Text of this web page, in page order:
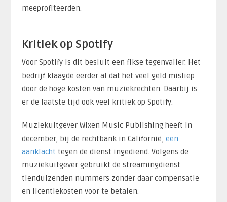
meeprofiteerden.
Kritiek op Spotify
Voor Spotify is dit besluit een fikse tegenvaller. Het
bedrijf klaagde eerder al dat het veel geld misliep
door de hoge kosten van muziekrechten. Daarbij is
er de laatste tijd ook veel kritiek op Spotify.
Muziekuitgever Wixen Music Publishing heeft in
december, bij de rechtbank in Californië, een
aanklacht tegen de dienst ingediend. Volgens de
muziekuitgever gebruikt de streamingdienst
tienduizenden nummers zonder daar compensatie
en licentiekosten voor te betalen.